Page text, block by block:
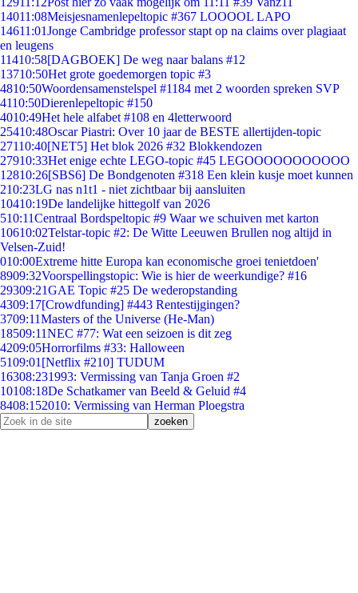
14011:08Meisjesnamenlepeltopic #367 LOOOOL LAPO
14611:01Jonge Cambridge professor stapt op na claims over plagiaat
en leugens
11410:58[DAGBOEK] De weg naar balans #12
13710:50Het grote goedemorgen topic #3
4810:50Woordensamenstelspel #1184 met 2 woorden spreken SVP
4110:50Dierenlepeltopic #150
4010:49Het hele alfabet #108 en 4letterwoord
25410:48Oscar Piastri: Over 10 jaar de BESTE allertijden-topic
27110:40[NET5] Het blok 2026 #32 Blokkendozen
27910:33Het enige echte LEGO-topic #45 LEGOOOOOOOOOOO
12810:26[SBS6] De Bondgenoten #318 Een klein kusje moet kunnen
210:23LG nas n1t1 - niet zichtbaar bij aansluiten
10410:19De landelijke hittegolf van 2026
510:11Centraal Bordspeltopic #9 Waar we schuiven met karton
10610:02Telstar-topic #2: De Witte Leeuwen Brullen nog altijd in
Velsen-Zuid!
010:00Extreme hitte Europa kan economische groei tenietdoen'
8909:32Voorspellingstopic: Wie is hier de weerkundige? #16
29309:21GAE Topic #25 De wederopstanding
4309:17[Crowdfunding] #443 Rentestijgingen?
3709:11Masters of the Universe (He-Man)
18509:11NEC #77: Wat een seizoen is dit zeg
4209:05Horrorfilms #33: Halloween
5109:01 [Netflix #210] TUDUM
16308:231993: Vermissing van Tanja Groen #2
10108:18De Schatkamer van Beeld & Geluid #4
8408:152010: Vermissing van Herman Ploegstra